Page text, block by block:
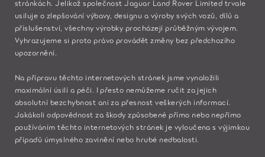
stránkách. Jelikož společnost Jaguar Land Rover Limited trvale
usiluje o zlepšování výbavy, designu a výroby svých vozů, dílů a
příslušenství, všechny výrobky procházejí průběžným vývojem.
Vyhrazujeme si proto právo provádět změny bez předchozího
upozornění.
Na přípravu těchto internetových stránek jsme vynaložili
maximální úsilí a péči. I přesto nemůžeme ručit za jejich
absolutní bezchybnost ani za přesnost veškerých informací.
Jakákoli odpovědnost za škody způsobené přímo nebo nepřímo
používáním těchto internetových stránek je vyloučena s výjimkou
případů úmyslného zavinění nebo hrubé nedbalosti.​